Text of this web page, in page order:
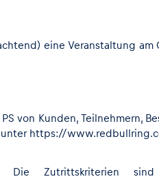
eine Veranstaltung am
von Kunden, Teilnehmern,
unter https://
Die Zutrittskriterien